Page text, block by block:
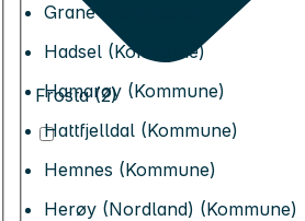
Grane (Kommune)
Hadsel (Kommune)
Hamarøy (Kommune)
Hattfjelldal (Kommune)
Hemnes (Kommune)
Herøy (Nordland) (Kommune)
Frosta (2)